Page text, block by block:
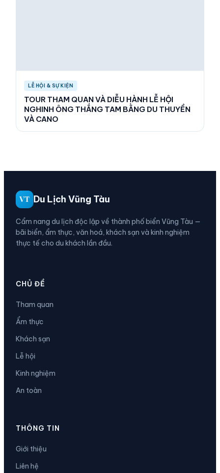
LỄ HỘI & SỰ KIỆN
TOUR THAM QUAN VÀ DIỄU HÀNH LỄ HỘI
NGHINH ÔNG THẮNG TAM BẰNG DU THUYỀN
VÀ CANO
VT Du Lịch Vũng Tàu
Cẩm nang du lịch độc lập về thành phố biển Vũng Tàu —
bãi biển, ẩm thực, văn hoá, khách sạn và kinh nghiệm
thực tế cho du khách lần đầu.
CHỦ ĐỀ
Tham quan
Ẩm thực
Khách sạn
Lễ hội
Kinh nghiệm
An toàn
THÔNG TIN
Giới thiệu
Liên hệ